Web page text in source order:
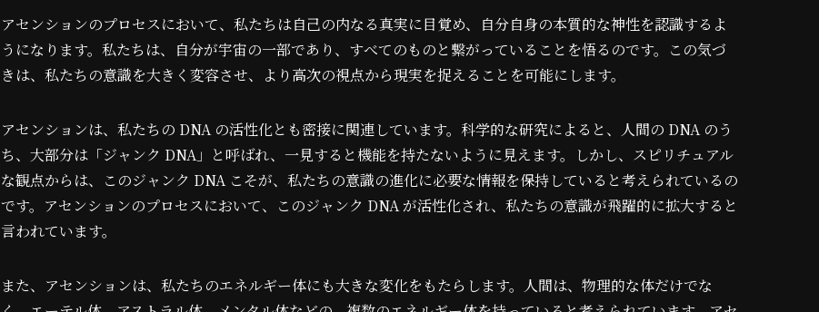
アセンションのプロセスにおいて、私たちは自己の内なる真実に目覚め、自分自身の本質的な神性を認識するよ
うになります。私たちは、自分が宇宙の一部であり、すべてのものと繋がっていることを悟るのです。この気づ
きは、私たちの意識を大きく変容させ、より高次の視点から現実を捉えることを可能にします。
アセンションは、私たちの DNA の活性化とも密接に関連しています。科学的な研究によると、人間の DNA のう
ち、大部分は「ジャンク DNA」と呼ばれ、一見すると機能を持たないように見えます。しかし、スピリチュアル
な観点からは、このジャンク DNA こそが、私たちの意識の進化に必要な情報を保持していると考えられているの
です。アセンションのプロセスにおいて、このジャンク DNA が活性化され、私たちの意識が飛躍的に拡大すると
言われています。
また、アセンションは、私たちのエネルギー体にも大きな変化をもたらします。人間は、物理的な体だけでな